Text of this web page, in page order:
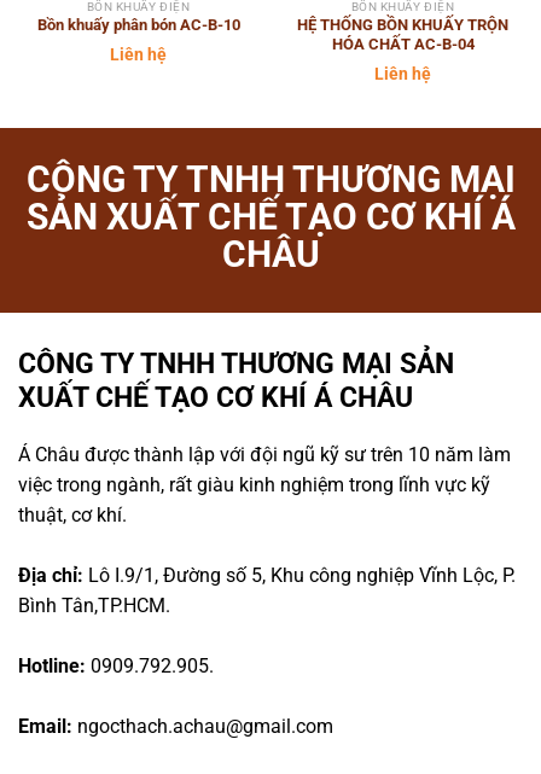
BỒN KHUẤY ĐIỆN
Bồn khuấy phân bón AC-B-10
Liên hệ
BỒN KHUẤY ĐIỆN
HỆ THỐNG BỒN KHUẤY TRỘN
HÓA CHẤT AC-B-04
Liên hệ
CÔNG TY TNHH THƯƠNG MẠI
SẢN XUẤT CHẾ TẠO CƠ KHÍ Á
CHÂU
CÔNG TY TNHH THƯƠNG MẠI SẢN
XUẤT CHẾ TẠO CƠ KHÍ Á CHÂU
Á Châu được thành lập với đội ngũ kỹ sư trên 10 năm làm
việc trong ngành, rất giàu kinh nghiệm trong lĩnh vực kỹ
thuật, cơ khí.
Địa chỉ: Lô I.9/1, Đường số 5, Khu công nghiệp Vĩnh Lộc, P.
Bình Tân,TP.HCM.
Hotline: 0909.792.905.
Email: ngocthach.achau@gmail.com